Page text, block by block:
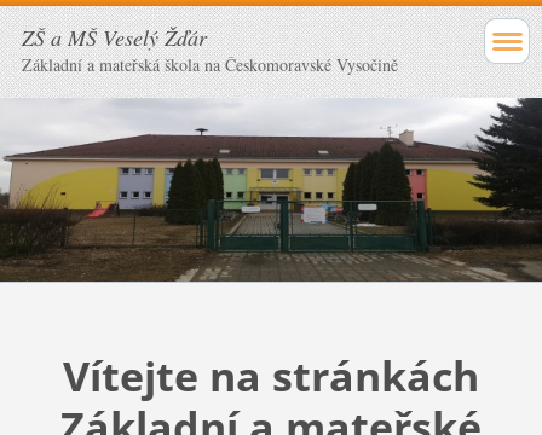
ZŠ a MŠ Veselý Žďár
Základní a mateřská škola na Českomoravské Vysočině
Vítejte na stránkách